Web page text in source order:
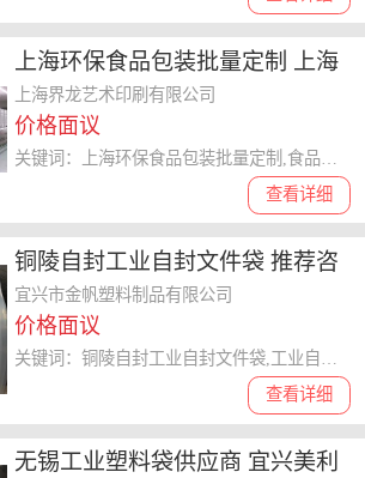
上海环保食品包装批量定制 上海
界龙艺术印刷供应
上海界龙艺术印刷有限公司
价格面议
查看详细
铜陵自封工业自封文件袋 推荐咨
询 宜兴市金帆塑料供应
宜兴市金帆塑料制品有限公司
价格面议
查看详细
无锡工业塑料袋供应商 宜兴美利